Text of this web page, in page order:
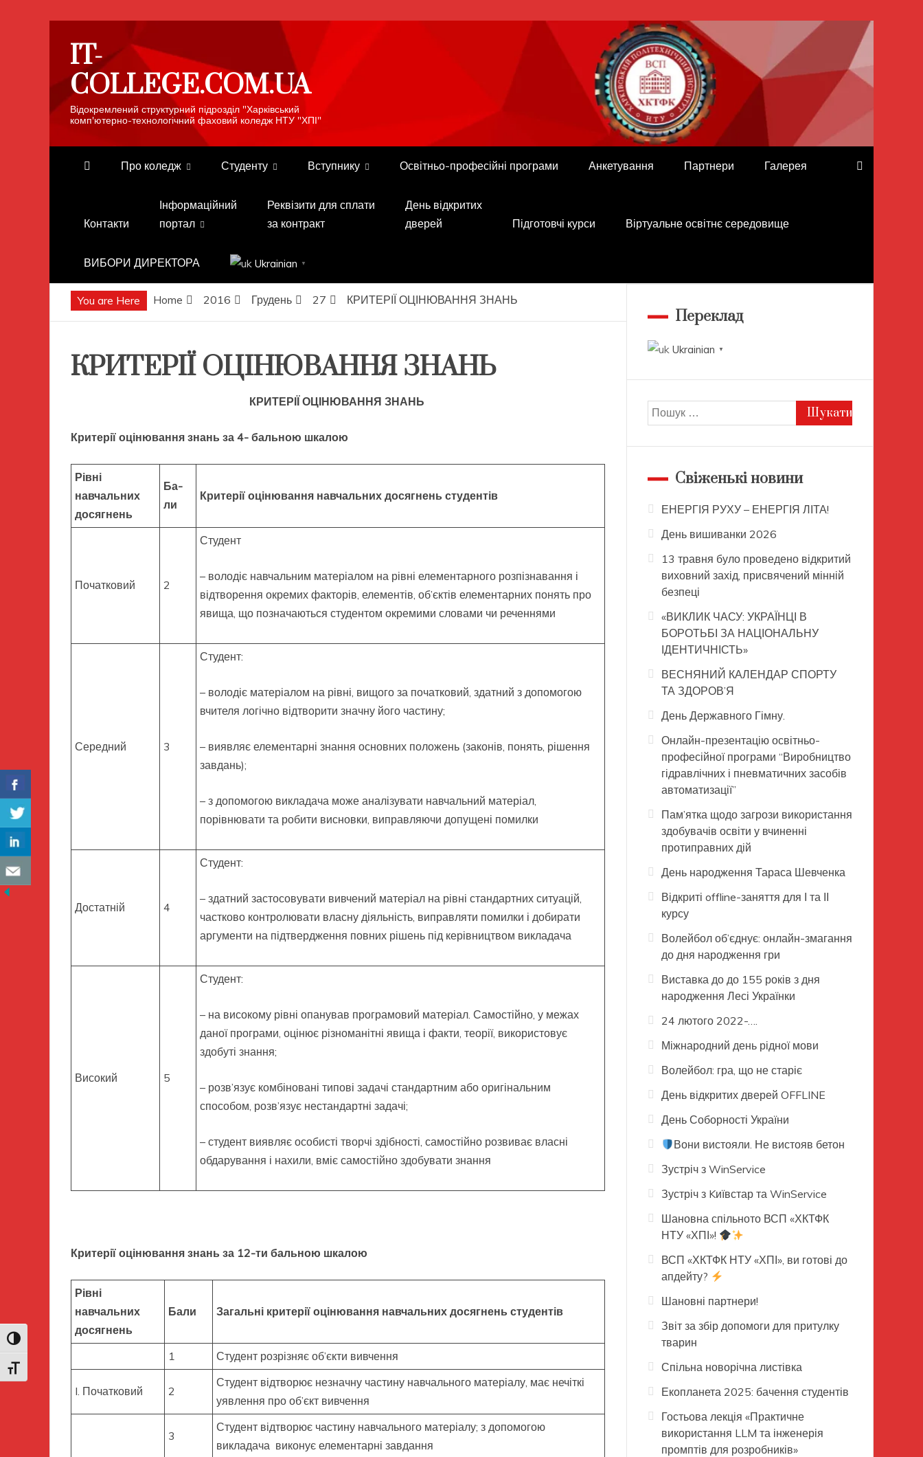
Toggle High Contrast
Toggle Font size
contentIT-
COLLEGE.COM.UA
Відокремлений структурний підрозділ "Харківський
комп'ютерно-технологічний фаховий коледж НТУ "ХПІ"
Про коледж Студенту Вступнику Освітньо-професійні програми Анкетування Партнери Галерея
Контакти
Інформаційний
портал
Реквізити для сплати
за контракт
День відкритих
дверей
Підготовчі курси Віртуальне освітнє середовище
ВИБОРИ ДИРЕКТОРА Ukrainian ▼
You are Here Home 2016 Грудень 27 КРИТЕРІЇ ОЦІНЮВАННЯ ЗНАНЬ
КРИТЕРІЇ ОЦІНЮВАННЯ ЗНАНЬ
КРИТЕРІЇ ОЦІНЮВАННЯ ЗНАНЬ
Критерії оцінювання знань за 4- бальною шкалою
Рівні
навчальних
досягнень
Ба-
ли
Критерії оцінювання навчальних досягнень студентів
Початковий 2
Студент
– володіє навчальним матеріалом на рівні елементарного розпізнавання і
відтворення окремих факторів, елементів, об’єктів елементарних понять про
явища, що позначаються студентом окремими словами чи реченнями
Середний 3
Студент:
– володіє матеріалом на рівні, вищого за початковий, здатний з допомогою
вчителя логічно відтворити значну його частину;
– виявляє елементарні знання основних положень (законів, понять, рішення
завдань);
– з допомогою викладача може аналізувати навчальний матеріал,
порівнювати та робити висновки, виправляючи допущені помилки
Достатній 4
Студент:
– здатний застосовувати вивчений матеріал на рівні стандартних ситуацій,
частково контролювати власну діяльність, виправляти помилки і добирати
аргументи на підтвердження повних рішень під керівництвом викладача
Високий 5
Студент:
– на високому рівні опанував програмовий матеріал. Самостійно, у межах
даної програми, оцінює різноманітні явища і факти, теорії, використовує
здобуті знання;
– розв’язує комбіновані типові задачі стандартним або оригінальним
способом, розв’язує нестандартні задачі;
– студент виявляє особисті творчі здібності, самостійно розвиває власні
обдарування і нахили, вміє самостійно здобувати знання
Критерії оцінювання знань за 12-ти бальною шкалою
Рівні
навчальних
досягнень
Бали Загальні критерії оцінювання навчальних досягнень студентів
1 Студент розрізняє об’єкти вивчення
I. Початковий 2
Студент відтворює незначну частину навчального матеріалу, має нечіткі
уявлення про об’єкт вивчення
3
Студент відтворює частину навчального матеріалу; з допомогою
викладача виконує елементарні завдання
Переклад
Ukrainian ▼
Пошук:
Свіженькі новини
ЕНЕРГІЯ РУХУ – ЕНЕРГІЯ ЛІТА!
День вишиванки 2026
13 травня було проведено відкритий
виховний захід, присвячений мінній
безпеці
«ВИКЛИК ЧАСУ: УКРАЇНЦІ В
БОРОТЬБІ ЗА НАЦІОНАЛЬНУ
ІДЕНТИЧНІСТЬ»
ВЕСНЯНИЙ КАЛЕНДАР СПОРТУ
ТА ЗДОРОВ’Я
День Державного Гімну.
Онлайн-презентацію освітньо-
професійної програми “Виробництво
гідравлічних і пневматичних засобів
автоматизації”
Пам’ятка щодо загрози використання
здобувачів освіти у вчиненні
протиправних дій
День народження Тараса Шевченка
Відкриті offline-заняття для І та ІІ
курсу
Волейбол об’єднує: онлайн-змагання
до дня народження гри
Виставка до до 155 років з дня
народження Лесі Українки
24 лютого 2022-….
Міжнародний день рідної мови
Волейбол: гра, що не старіє
День відкритих дверей OFFLINE
День Соборності України
Вони вистояли. Не вистояв бетон
Зустріч з WinService
Зустріч з Kиївстар та WinService
Шановна спільното ВСП «ХКТФК
НТУ «ХПІ»!
ВСП «ХКТФК НТУ «ХПІ», ви готові до
апдейту?
Шановні партнери!
Звіт за збір допомоги для притулку
тварин
Спільна новорічна листівка
Екопланета 2025: бачення студентів
Гостьова лекція «Практичне
використання LLM та інженерія
промптів для розробників»